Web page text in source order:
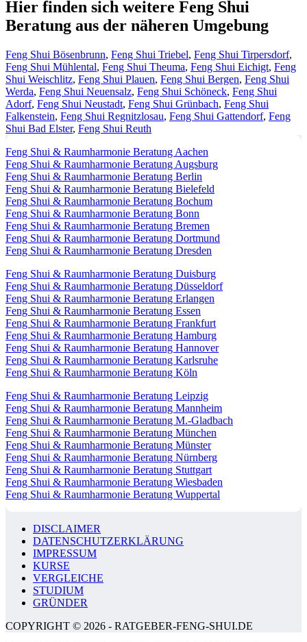
Hier finden sich weitere Feng Shui
Beratung aus der näheren Umgebung
Feng Shui Bösenbrunn, Feng Shui Triebel, Feng Shui Tirpersdorf,
Feng Shui Mühlental, Feng Shui Theuma, Feng Shui Eichigt, Feng
Shui Weischlitz, Feng Shui Plauen, Feng Shui Bergen, Feng Shui
Werda, Feng Shui Neuensalz, Feng Shui Schöneck, Feng Shui
Adorf, Feng Shui Neustadt, Feng Shui Grünbach, Feng Shui
Falkenstein, Feng Shui Regnitzlosau, Feng Shui Gattendorf, Feng
Shui Bad Elster, Feng Shui Reuth
Feng Shui & Raumharmonie Beratung Aachen
Feng Shui & Raumharmonie Beratung Augsburg
Feng Shui & Raumharmonie Beratung Berlin
Feng Shui & Raumharmonie Beratung Bielefeld
Feng Shui & Raumharmonie Beratung Bochum
Feng Shui & Raumharmonie Beratung Bonn
Feng Shui & Raumharmonie Beratung Bremen
Feng Shui & Raumharmonie Beratung Dortmund
Feng Shui & Raumharmonie Beratung Dresden
Feng Shui & Raumharmonie Beratung Duisburg
Feng Shui & Raumharmonie Beratung Düsseldorf
Feng Shui & Raumharmonie Beratung Erlangen
Feng Shui & Raumharmonie Beratung Essen
Feng Shui & Raumharmonie Beratung Frankfurt
Feng Shui & Raumharmonie Beratung Hamburg
Feng Shui & Raumharmonie Beratung Hannover
Feng Shui & Raumharmonie Beratung Karlsruhe
Feng Shui & Raumharmonie Beratung Köln
Feng Shui & Raumharmonie Beratung Leipzig
Feng Shui & Raumharmonie Beratung Mannheim
Feng Shui & Raumharmonie Beratung M.-Gladbach
Feng Shui & Raumharmonie Beratung München
Feng Shui & Raumharmonie Beratung Münster
Feng Shui & Raumharmonie Beratung Nürnberg
Feng Shui & Raumharmonie Beratung Stuttgart
Feng Shui & Raumharmonie Beratung Wiesbaden
Feng Shui & Raumharmonie Beratung Wuppertal
DISCLAIMER
DATENSCHUTZERKLÄRUNG
IMPRESSUM
KURSE
VERGLEICHE
STUDIUM
GRÜNDER
COPYRIGHT © 2026 - RATGEBER-FENG-SHUI.DE